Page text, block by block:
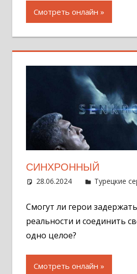
Смотреть онлайн
СИНХРОННЫЙ
28.06.2024 Турецкие
Смогут ли герои
реальности и соединить
одно целое?
Смотреть онлайн